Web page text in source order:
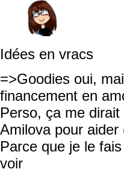
Idées en vracs
=>Goodies oui,
financement en
Perso, ça me
Amilova pour
Parce que je le
voir